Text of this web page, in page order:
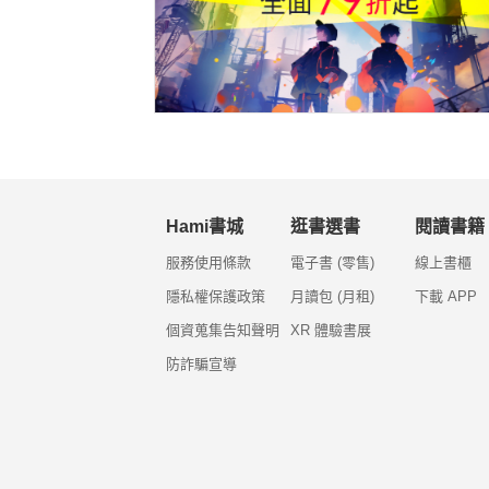
Hami書城
服務使用條款
隱私權保護政策
個資蒐集告知聲明
防詐騙宣導
逛書選書
電子書 (零售)
月讀包 (月租)
XR 體驗書展
閱讀書籍
線上書櫃
下載 APP